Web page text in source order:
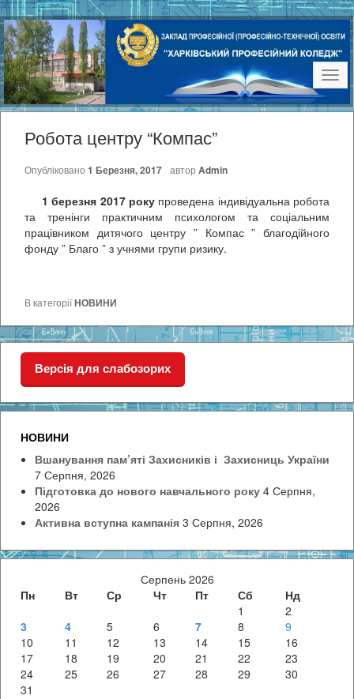
Робота центру “Компас”
Опубліковано 1 Березня, 2017 автор Admin
1 березня 2017 року проведена індивідуальна робота
та тренінги практичним психологом та соціальним
працівником дитячого центру ” Компас ” благодійного
фонду ” Благо ” з учнями групи ризику.
В категоріїНОВИНИ
Версія для слабозорих
НОВИНИ
Вшанування пам’яті Захисників і Захисниць України
7 Серпня, 2026
Підготовка до нового навчального року 4 Серпня,
2026
Активна вступна кампанія 3 Серпня, 2026
Серпень 2026
Пн
Вт Ср Чт Пт Сб
Нд
1
2
3
4 5 6 7 8
9
10
11 12 13 14 15
16
17
18 19 20 21 22
23
24
25 26 27 28 29
30
31